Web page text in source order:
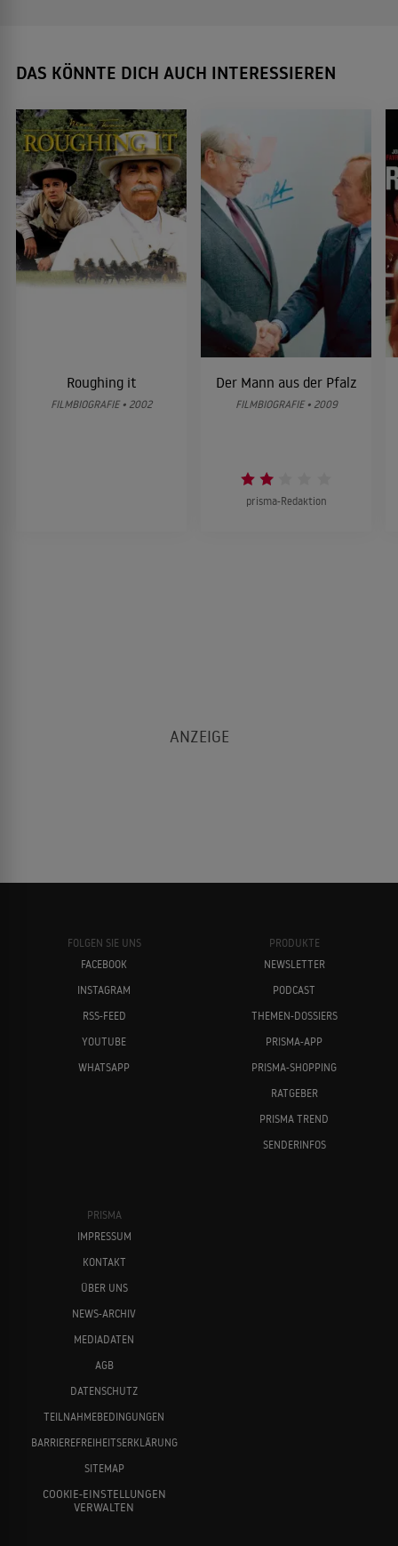
DAS KÖNNTE DICH AUCH INTERESSIEREN
Roughing it
FILMBIOGRAFIE • 2002
Der Mann aus der Pfalz
FILMBIOGRAFIE • 2009
prisma-Redaktion
FOLGEN SIE UNS
FACEBOOK
INSTAGRAM
RSS-FEED
YOUTUBE
WHATSAPP
PRODUKTE
NEWSLETTER
PODCAST
THEMEN-DOSSIERS
PRISMA-APP
PRISMA-SHOPPING
RATGEBER
PRISMA TREND
SENDERINFOS
PRISMA
IMPRESSUM
KONTAKT
ÜBER UNS
NEWS-ARCHIV
MEDIADATEN
AGB
DATENSCHUTZ
TEILNAHMEBEDINGUNGEN
BARRIEREFREIHEITSERKLÄRUNG
SITEMAP
COOKIE-EINSTELLUNGEN
VERWALTEN